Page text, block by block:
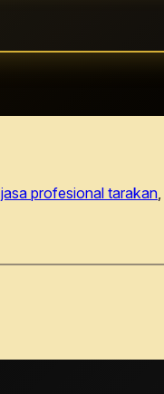
jasa profesional tarakan,